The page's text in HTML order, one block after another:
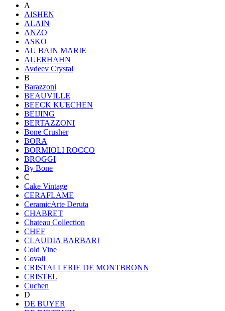
A
AISHEN
ALAIN
ANZO
ASKO
AU BAIN MARIE
AUERHAHN
Avdeev Crystal
B
Barazzoni
BEAUVILLE
BEECK KUECHEN
BEIJING
BERTAZZONI
Bone Crusher
BORA
BORMIOLI ROCCO
BROGGI
By Bone
C
Cake Vintage
CERAFLAME
CeramicArte Deruta
CHABRET
Chateau Collection
CHEF
CLAUDIA BARBARI
Cold Vine
Covali
CRISTALLERIE DE MONTBRONN
CRISTEL
Cuchen
D
DE BUYER